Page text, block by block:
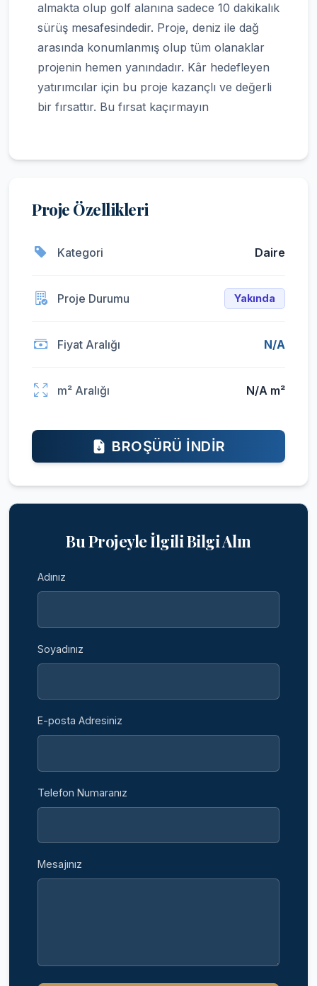
almakta olup golf alanına sadece 10 dakikalık
sürüş mesafesindedir. Proje, deniz ile dağ
arasında konumlanmış olup tüm olanaklar
projenin hemen yanındadır. Kâr hedefleyen
yatırımcılar için bu proje kazançlı ve değerli
bir fırsattır. Bu fırsat kaçırmayın
Proje Özellikleri
Kategori Daire
Proje Durumu Yakında
Fiyat Aralığı N/A
m² Aralığı N/A m²
BROŞÜRÜ İNDIR
Bu Projeyle İlgili Bilgi Alın
Adınız
Soyadınız
E-posta Adresiniz
Telefon Numaranız
Mesajınız